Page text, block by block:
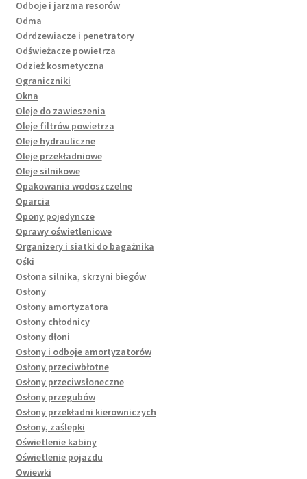
Odboje i jarzma resorów
Odma
Odrdzewiacze i penetratory
Odświeżacze powietrza
Odzież kosmetyczna
Ograniczniki
Okna
Oleje do zawieszenia
Oleje filtrów powietrza
Oleje hydrauliczne
Oleje przekładniowe
Oleje silnikowe
Opakowania wodoszczelne
Oparcia
Opony pojedyncze
Oprawy oświetleniowe
Organizery i siatki do bagażnika
Ośki
Osłona silnika, skrzyni biegów
Osłony
Osłony amortyzatora
Osłony chłodnicy
Osłony dłoni
Osłony i odboje amortyzatorów
Osłony przeciwbłotne
Osłony przeciwsłoneczne
Osłony przegubów
Osłony przekładni kierowniczych
Osłony, zaślepki
Oświetlenie kabiny
Oświetlenie pojazdu
Owiewki